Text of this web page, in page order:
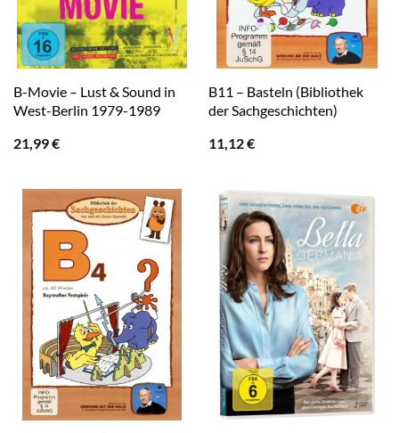
B-Movie – Lust & Sound in
West-Berlin 1979-1989
21,99€
B11 – Basteln (Bibliothek
der Sachgeschichten)
11,12€